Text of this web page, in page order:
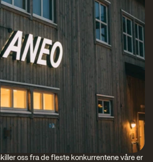
oss fra de fleste konkurrentene våre er